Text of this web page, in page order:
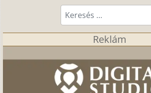
Keresés...
Reklám